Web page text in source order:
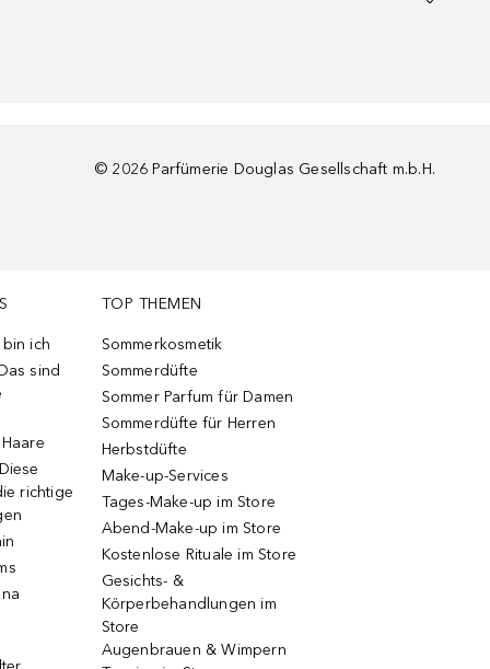
© 2026 Parfümerie Douglas Gesellschaft m.b.H.
ich
sind
richtige
TOP THEMEN
Sommerkosmetik
Sommerdüfte
Sommer Parfum für Damen
Sommerdüfte für Herren
Herbstdüfte
Make-up-Services
Tages-Make-up im Store
Abend-Make-up im Store
Kostenlose Rituale im Store
Gesichts- &
Körperbehandlungen im
Store
Augenbrauen & Wimpern